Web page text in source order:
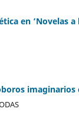
en ‘Novelas a